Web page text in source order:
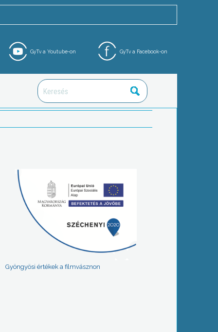
GyTv a Facebook-on
GyTv a Youtube-on
Gyöngyösi értékek a filmvásznon